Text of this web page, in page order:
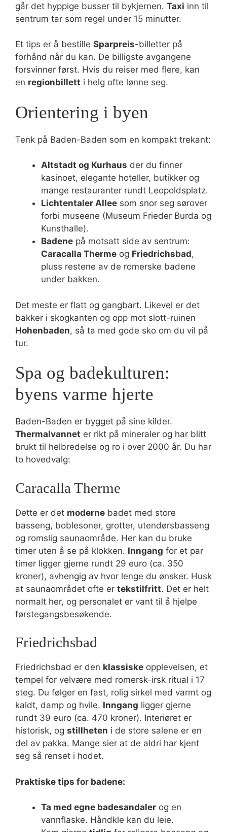
går det hyppige busser til bykjernen. Taxi inn til
sentrum tar som regel under 15 minutter.
Et tips er å bestille Sparpreis-billetter på
forhånd når du kan. De billigste avgangene
forsvinner først. Hvis du reiser med flere, kan
en regionbillett i helg ofte lønne seg.
Orientering i byen
Tenk på Baden-Baden som en kompakt trekant:
Altstadt og Kurhaus der du finner
kasinoet, elegante hoteller, butikker og
mange restauranter rundt Leopoldsplatz.
Lichtentaler Allee som snor seg sørover
forbi museene (Museum Frieder Burda og
Kunsthalle).
Badene på motsatt side av sentrum:
Caracalla Therme og Friedrichsbad,
pluss restene av de romerske badene
under bakken.
Det meste er flatt og gangbart. Likevel er det
bakker i skogkanten og opp mot slott-ruinen
Hohenbaden, så ta med gode sko om du vil på
tur.
Spa og badekulturen:
byens varme hjerte
Baden-Baden er bygget på sine kilder.
Thermalvannet er rikt på mineraler og har blitt
brukt til helbredelse og ro i over 2000 år. Du har
to hovedvalg:
Caracalla Therme
Dette er det moderne badet med store
basseng, boblesoner, grotter, utendørsbasseng
og romslig saunaområde. Her kan du bruke
timer uten å se på klokken. Inngang for et par
timer ligger gjerne rundt 29 euro (ca. 350
kroner), avhengig av hvor lenge du ønsker. Husk
at saunaområdet ofte er tekstilfritt. Det er helt
normalt her, og personalet er vant til å hjelpe
førstegangsbesøkende.
Friedrichsbad
Friedrichsbad er den klassiske opplevelsen, et
tempel for velvære med romersk-irsk ritual i 17
steg. Du følger en fast, rolig sirkel med varmt og
kaldt, damp og hvile. Inngang ligger gjerne
rundt 39 euro (ca. 470 kroner). Interiøret er
historisk, og stillheten i de store salene er en
del av pakka. Mange sier at de aldri har kjent
seg så renset i hodet.
Praktiske tips for badene:
Ta med egne badesandaler og en
vannflaske. Håndkle kan du leie.